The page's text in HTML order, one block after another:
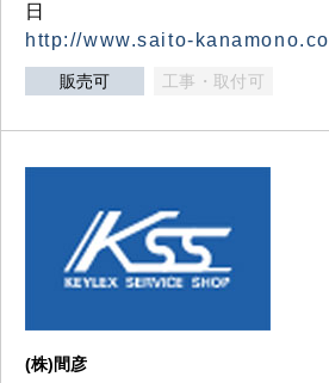
日
http://www.saito-
販売可 工事・取付可
(株)間彦